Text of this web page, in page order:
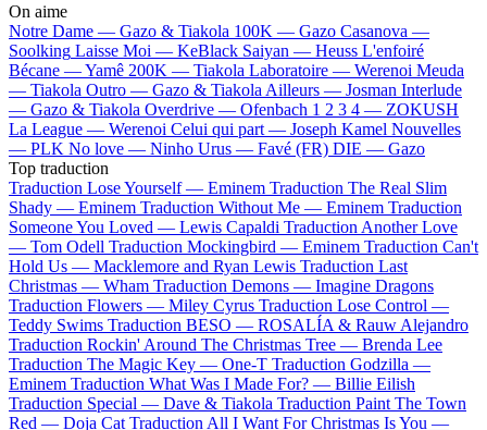
On aime
Notre Dame — Gazo & Tiakola 100K — Gazo Casanova —
Soolking Laisse Moi — KeBlack Saiyan — Heuss L'enfoiré
Bécane —Yamê 200K — Tiakola Laboratoire — Werenoi Meuda
— Tiakola Outro — Gazo & Tiakola Ailleurs — Josman Interlude
— Gazo & Tiakola Overdrive — Ofenbach 1 2 3 4 — ZOKUSH
La League — Werenoi Celui qui part — Joseph Kamel Nouvelles
— PLK No love — Ninho Urus — Favé (FR) DIE — Gazo
Top traduction
Traduction Lose Yourself — Eminem Traduction The Real Slim
Shady — Eminem Traduction Without Me — Eminem Traduction
Someone You Loved — Lewis Capaldi Traduction Another Love
— Tom Odell Traduction Mockingbird — Eminem Traduction Can't
Hold Us — Macklemore and Ryan Lewis Traduction Last
Christmas — Wham Traduction Demons — Imagine Dragons
Traduction Flowers — Miley Cyrus Traduction Lose Control —
Teddy Swims Traduction BESO — ROSALÍA & Rauw Alejandro
Traduction Rockin' Around The Christmas Tree — Brenda Lee
Traduction The Magic Key — One-T Traduction Godzilla —
Eminem Traduction What Was I Made For? — Billie Eilish
Traduction Special — Dave & Tiakola Traduction Paint The Town
Red — Doja Cat Traduction All I Want For Christmas Is You —